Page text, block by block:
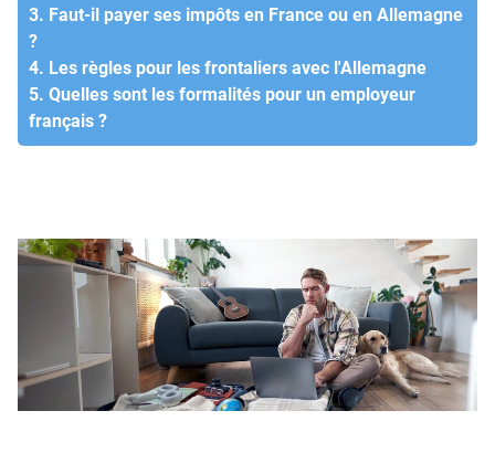
3. Faut-il payer ses impôts en France ou en Allemagne
?
4. Les règles pour les frontaliers avec l'Allemagne
5. Quelles sont les formalités pour un employeur
français ?